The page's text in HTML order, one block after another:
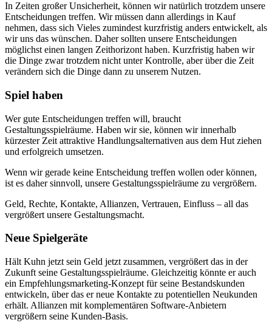
In Zeiten großer Unsicherheit, können wir natürlich trotzdem unsere
Entscheidungen treffen. Wir müssen dann allerdings in Kauf
nehmen, dass sich Vieles zumindest kurzfristig anders entwickelt, als
wir uns das wünschen. Daher sollten unsere Entscheidungen
möglichst einen langen Zeithorizont haben. Kurzfristig haben wir
die Dinge zwar trotzdem nicht unter Kontrolle, aber über die Zeit
verändern sich die Dinge dann zu unserem Nutzen.
Spiel haben
Wer gute Entscheidungen treffen will, braucht
Gestaltungsspielräume. Haben wir sie, können wir innerhalb
kürzester Zeit attraktive Handlungsalternativen aus dem Hut ziehen
und erfolgreich umsetzen.
Wenn wir gerade keine Entscheidung treffen wollen oder können,
ist es daher sinnvoll, unsere Gestaltungsspielräume zu vergrößern.
Geld, Rechte, Kontakte, Allianzen, Vertrauen, Einfluss – all das
vergrößert unsere Gestaltungsmacht.
Neue Spielgeräte
Hält Kuhn jetzt sein Geld jetzt zusammen, vergrößert das in der
Zukunft seine Gestaltungsspielräume. Gleichzeitig könnte er auch
ein Empfehlungsmarketing-Konzept für seine Bestandskunden
entwickeln, über das er neue Kontakte zu potentiellen Neukunden
erhält. Allianzen mit komplementären Software-Anbietern
vergrößern seine Kunden-Basis.